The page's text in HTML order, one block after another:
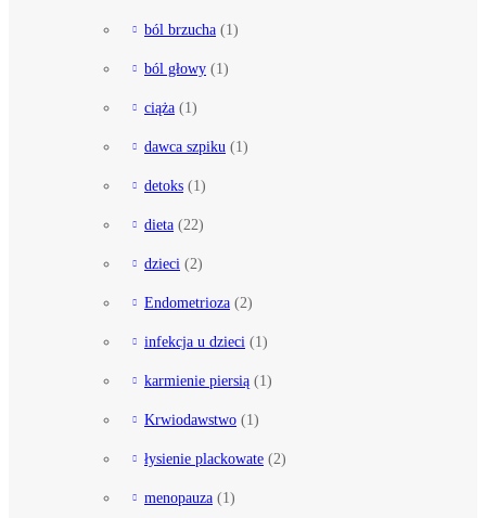
ból brzucha (1)
ból głowy (1)
ciąża (1)
dawca szpiku (1)
detoks (1)
dieta (22)
dzieci (2)
Endometrioza (2)
infekcja u dzieci (1)
karmienie piersią (1)
Krwiodawstwo (1)
łysienie plackowate (2)
menopauza (1)